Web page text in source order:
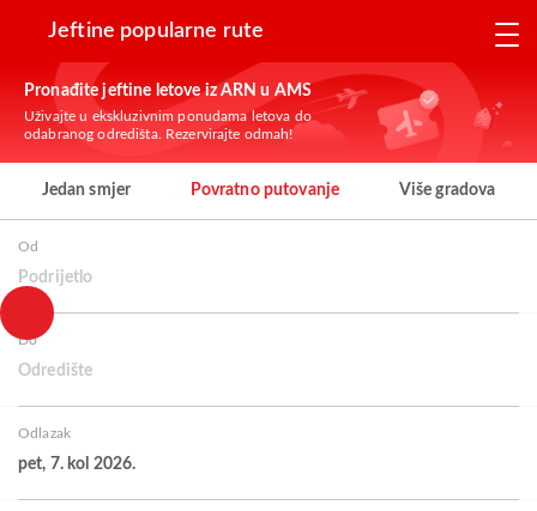
Jeftine popularne rute
Pronađite jeftine letove iz ARN u AMS
Uživajte u ekskluzivnim ponudama letova do
odabranog odredišta. Rezervirajte odmah!
Jedan smjer Povratno putovanje Više gradova
Od
Podrijetlo
Do
Odredište
Odlazak
pet, 7. kol 2026.